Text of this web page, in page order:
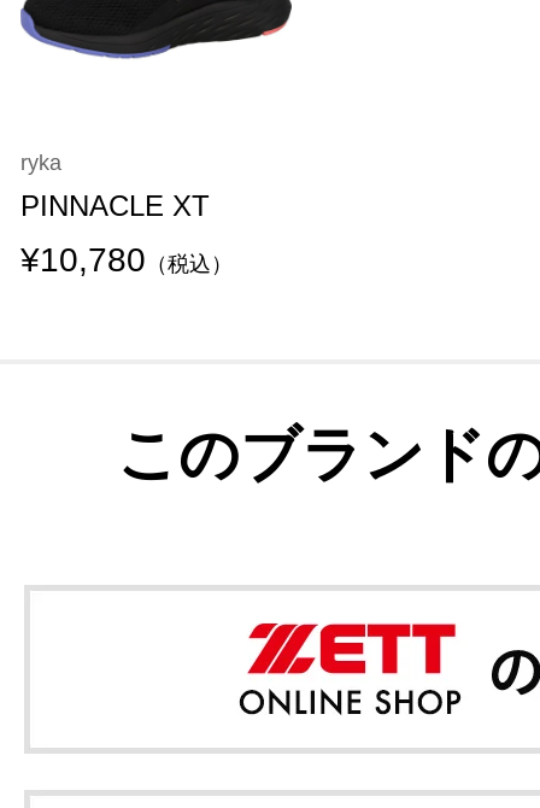
ryka
PINNACLE XT
¥10,780 （税込）
このブランド